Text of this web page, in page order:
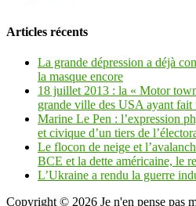
Articles récents
La grande dépression a déjà
la masque encore
18 juillet 2013 : la « Motor
grande ville des USA ayant
Marine Le Pen : l’expression
et civique d’un tiers de
Le flocon de neige et
BCE et la dette américaine, le
L’Ukraine a rendu la guerre
Copyright © 2026 Je n'en pense pas